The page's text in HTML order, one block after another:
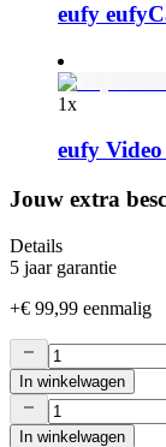
eufy
1x
eufy
Jouw extra
Details
5 jaar garantie
+€ 99,99 eenmalig
In winkelwagen
In winkelwagen